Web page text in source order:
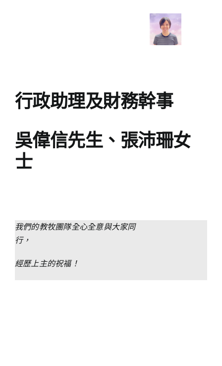
行政助理及財務幹事
吳偉信先生、張沛珊女
士
我們的教牧團隊全心全意與大家同
行，
經歷上主的祝福！